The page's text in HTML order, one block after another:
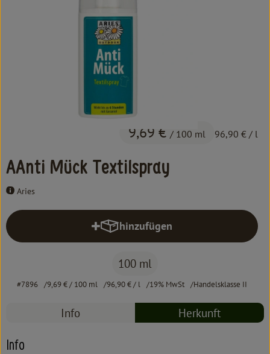
Erleben
AAnti Mück Textilspray
Aries
9,69 € / 100 ml 96,90 € / l
hinzufügen
Produkt zum Warenkorb
100 ml
#7896 9,69 €/ 100 ml 96,90 €/ l 19% MwSt Handelsklasse II
Info Herkunft
Info